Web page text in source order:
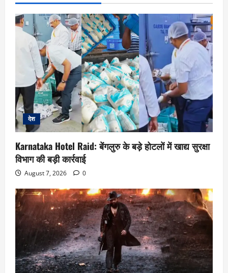
देश
Karnataka Hotel Raid: बेंगलुरु के बड़े होटलों में खाद्य सुरक्षा
विभाग की बड़ी कार्रवाई
August 7, 2026 0